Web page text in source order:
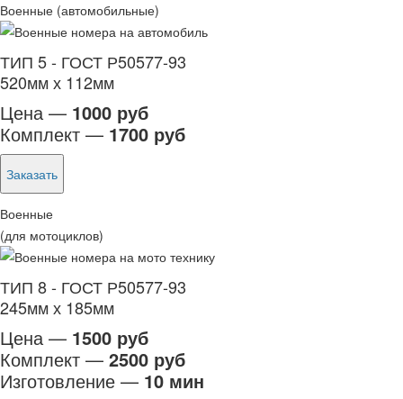
Военные (автомобильные)
ТИП 5 - ГОСТ Р50577-93
520мм х 112мм
Цена — 1000 руб
Комплект — 1700 руб
Заказать
Военные
(для мотоциклов)
ТИП 8 - ГОСТ Р50577-93
245мм х 185мм
Цена — 1500 руб
Комплект — 2500 руб
Изготовление — 10 мин